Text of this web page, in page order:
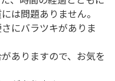
は問題ありません。
にバラツキがありま
ありますので、お気を